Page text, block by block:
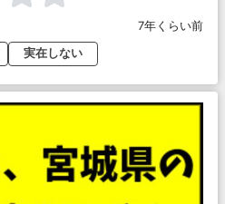
7年くらい前
実在しない